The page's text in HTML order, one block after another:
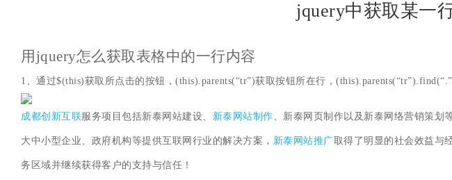
jquery中获取某一
用jquery怎么获取表格中的一行内容
1、通过$(this)获取所点击的按钮，(this).parents(“tr”)获取按钮所在行，
成都创新互联服务项目包括新泰网站建设、 新泰网站制作、新泰网页制作以及新泰网络营销策划
大中小型企业、政府机构等提供互联网行业的解决方案， 新泰网站推广取得了明显的社会效益与
务区域并继续获得客户的支持与信任！